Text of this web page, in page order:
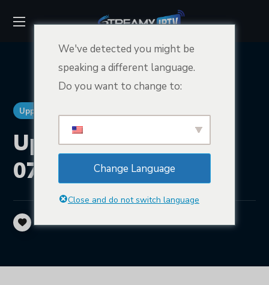
Uppdateringar
Uppdatering -
07.06.2023 / 17:39
129GILLAR
We've detected you might be
speaking a different language.
Do you want to change to:
Change Language
Close and do not switch language